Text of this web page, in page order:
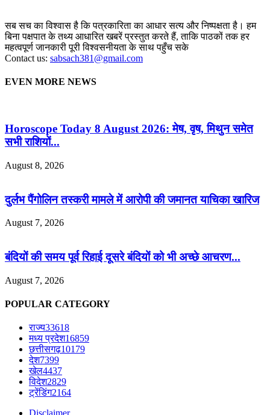
सब सच का विश्वास है कि पत्रकारिता का आधार सत्य और निष्पक्षता है। हम
बिना पक्षपात के तथ्य आधारित खबरें प्रस्तुत करते हैं, ताकि पाठकों तक हर
महत्वपूर्ण जानकारी पूरी विश्वसनीयता के साथ पहुँच सके
Contact us: sabsach381@gmail.com
EVEN MORE NEWS
Horoscope Today 8 August 2026: मेष, वृष, मिथुन समेत
सभी राशियों...
August 8, 2026
दुर्लभ पैंगोलिन तस्करी मामले में आरोपी की जमानत याचिका खारिज
August 7, 2026
बंदियों की समय पूर्व रिहाई दूसरे बंदियों को भी अच्छे आचरण...
August 7, 2026
POPULAR CATEGORY
राज्य33618
मध्य प्रदेश16859
छत्तीसगढ़10179
देश7399
खेल4437
विदेश2829
ट्रेंडिंग2164